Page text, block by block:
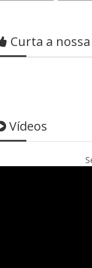
Curta a
Vídeos